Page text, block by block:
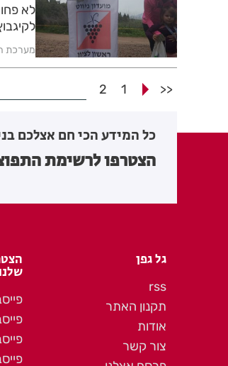
לא
מערכת
<<
1
2
כל המידע הכי חם אצלכם
הצטרפו לרשימת
גל גפן
rss
תקנון האתר
אודות
צור קשר